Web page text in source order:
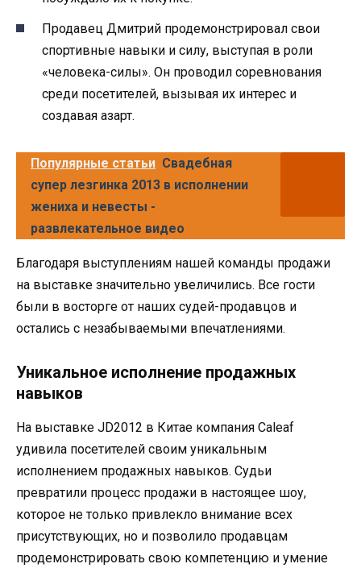
Продавец Дмитрий продемонстрировал свои
спортивные навыки и силу, выступая в роли
«человека-силы». Он проводил соревнования
среди посетителей, вызывая их интерес и
создавая азарт.
Популярные статьи Свадебная
супер лезгинка 2013 в исполнении
жениха и невесты -
развлекательное видео
Благодаря выступлениям нашей команды продажи
на выставке значительно увеличились. Все гости
были в восторге от наших судей-продавцов и
остались с незабываемыми впечатлениями.
Уникальное исполнение продажных
навыков
На выставке JD2012 в Китае компания Caleaf
удивила посетителей своим уникальным
исполнением продажных навыков. Судьи
превратили процесс продажи в настоящее шоу,
которое не только привлекло внимание всех
присутствующих, но и позволило продавцам
продемонстрировать свою компетенцию и умение